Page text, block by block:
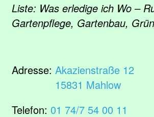
Liste: Was erledige ich Wo –
Gartenpflege, Gartenbau,
Adresse: Akazienstraße 12
15831 Mahlow
Telefon: 01 74/7 54 00 11